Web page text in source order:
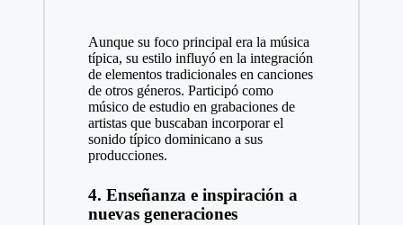
Aunque su foco principal era la música
típica, su estilo influyó en la integración
de elementos tradicionales en canciones
de otros géneros. Participó como
músico de estudio en grabaciones de
artistas que buscaban incorporar el
sonido típico dominicano a sus
producciones.
4. Enseñanza e inspiración a
nuevas generaciones